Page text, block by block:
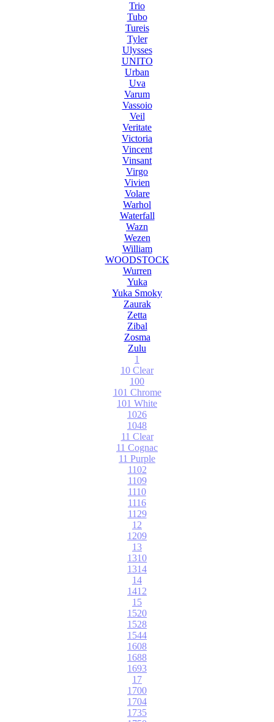
Trio
Tubo
Tureis
Tyler
Ulysses
UNITO
Urban
Uva
Varum
Vassoio
Veil
Veritate
Victoria
Vincent
Vinsant
Virgo
Vivien
Volare
Warhol
Waterfall
Wazn
Wezen
William
WOODSTOCK
Wurren
Yuka
Yuka Smoky
Zaurak
Zetta
Zibal
Zosma
Zulu
1
10 Clear
100
101 Chrome
101 White
1026
1048
11 Clear
11 Cognac
11 Purple
1102
1109
1110
1116
1129
12
1209
13
1310
1314
14
1412
15
1520
1528
1544
1608
1688
1693
17
1700
1704
1735